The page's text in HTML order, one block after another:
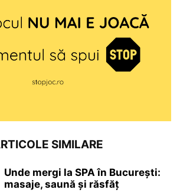
SIMILARE
Unde mergi la SPA în București:
masaje, saună și răsfăț